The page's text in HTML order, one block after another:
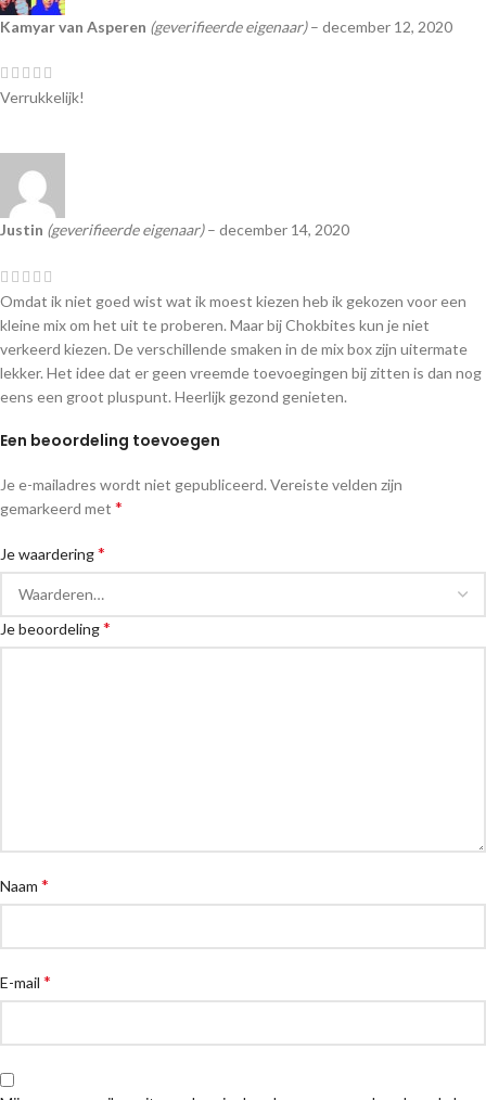
Kamyar van Asperen (geverifieerde eigenaar) – december 12, 2020
Verrukkelijk!
Justin (geverifieerde eigenaar) – december 14, 2020
Omdat ik niet goed wist wat ik moest kiezen heb ik gekozen voor een
kleine mix om het uit te proberen. Maar bij Chokbites kun je niet
verkeerd kiezen. De verschillende smaken in de mix box zijn uitermate
lekker. Het idee dat er geen vreemde toevoegingen bij zitten is dan nog
eens een groot pluspunt. Heerlijk gezond genieten.
Een beoordeling toevoegen
Je e-mailadres wordt niet gepubliceerd. Vereiste velden zijn
gemarkeerd met *
Je waardering*
Je beoordeling*
Naam *
E-mail *